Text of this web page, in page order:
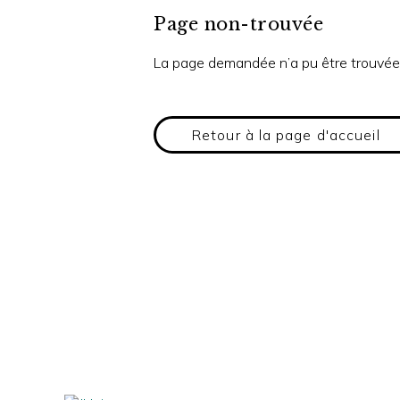
Page non-trouvée
La page demandée n’a pu être
Retour à la page d'accueil